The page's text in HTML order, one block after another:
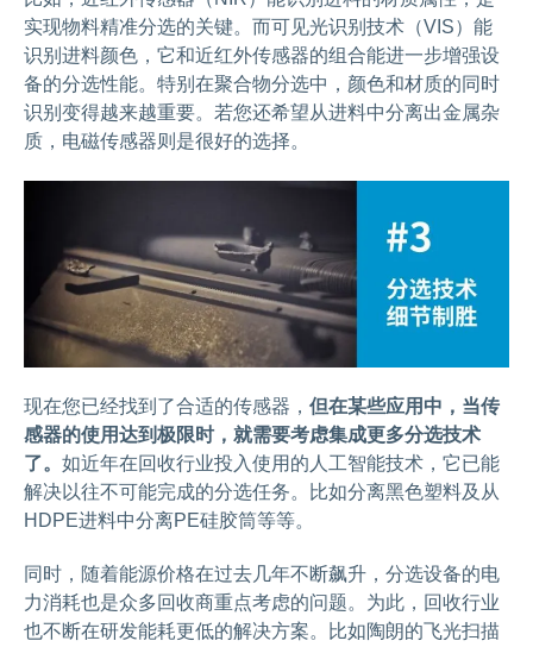
实现物料精准分选的关键。而可见光识别技术（VIS）能
识别进料颜色，它和近红外传感器的组合能进一步增强设
备的分选性能。特别在聚合物分选中，颜色和材质的同时
识别变得越来越重要。若您还希望从进料中分离出金属杂
质，电磁传感器则是很好的选择。
现在您已经找到了合适的传感器， 但在某些应用中，当传
感器的使用达到极限时，就需要考虑集成更多分选技术
了。 如近年在回收行业投入使用的人工智能技术，它已能
解决以往不可能完成的分选任务。比如分离黑色塑料及从
HDPE进料中分离PE硅胶筒等等。
同时，随着能源价格在过去几年不断飙升，分选设备的电
力消耗也是众多回收商重点考虑的问题。为此，回收行业
也不断在研发能耗更低的解决方案。比如陶朗的飞光扫描